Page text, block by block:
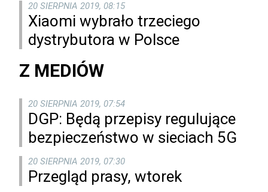
20 SIERPNIA 2019, 08:15
Xiaomi wybrało trzeciego
dystrybutora w Polsce
Z MEDIÓW
20 SIERPNIA 2019, 07:54
DGP: Będą przepisy regulujące
bezpieczeństwo w sieciach 5G
20 SIERPNIA 2019, 07:30
Przegląd prasy, wtorek